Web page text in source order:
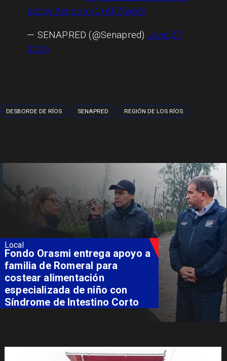
pic.twitter.com/CrAh75vpj9
— SENAPRED (@Senapred) June 27,
2024
DESBORDE DE RÍOS SENAPRED REGIÓN DE LOS RÍOS
Local
Fondo Orasmi entrega apoyo a
familia de Romeral para
costear alimentación
especializada de niño con
Síndrome de Intestino Corto